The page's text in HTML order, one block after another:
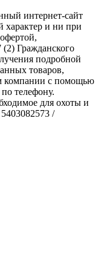
интернет-сайт
и ни при
Гражданского
подробной
товаров,
компании с помощью
телефону.
для охоты и
/